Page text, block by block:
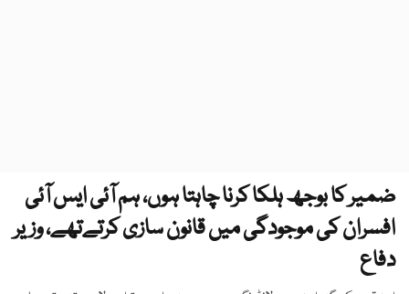
ضمیر کا بوجھ ہلکا کرنا چاہتا ہوں، ہم آئی ایس آئی
افسران کی موجودگی میں قانون سازی کرتےتھے، وزیر
دفاع